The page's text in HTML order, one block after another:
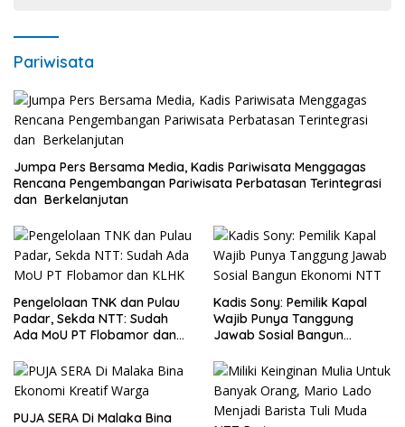
Pariwisata
Jumpa Pers Bersama Media, Kadis Pariwisata Menggagas
Rencana Pengembangan Pariwisata Perbatasan Terintegrasi
dan Berkelanjutan
Pengelolaan TNK dan Pulau
Padar, Sekda NTT: Sudah
Ada MoU PT Flobamor dan
Kadis Sony: Pemilik Kapal
Wajib Punya Tanggung
Jawab Sosial Bangun
PUJA SERA Di Malaka Bina